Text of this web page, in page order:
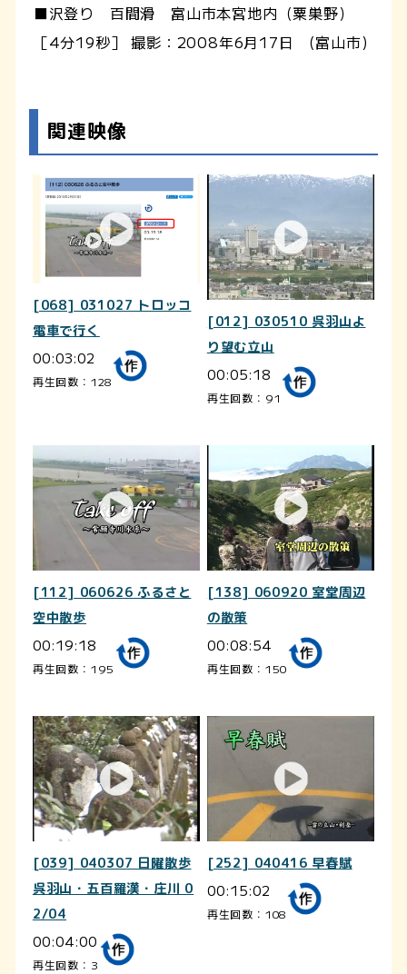
■沢登り 百間滑 富山市本宮地内（粟巣野）
［4分19秒］ 撮影：2008年6月17日 (富山市)
関連映像
[068] 031027 トロッコ
電車で行く
00:03:02
再生回数：128
[012] 030510 呉羽山よ
り望む立山
00:05:18
再生回数：91
[112] 060626 ふるさと
空中散歩
00:19:18
再生回数：195
[138] 060920 室堂周辺
の散策
00:08:54
再生回数：150
[039] 040307 日曜散歩
呉羽山・五百羅漢・庄川 0
2/04
00:04:00
再生回数：3
[252] 040416 早春賦
00:15:02
再生回数：108